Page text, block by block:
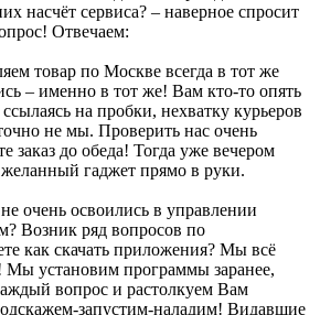
насчёт сервиса? – наверное спросит
Отвечаем:
товар по Москве всегда в тот же
– именно в тот же! Вам кто-то опять
на пробки, нехватку курьеров
не мы. Проверить нас очень
заказ до обеда! Тогда уже вечером
гаджет прямо в руки.
очень освоились в управлении
Возник ряд вопросов по
как скачать приложения? Мы всё
Мы установим программы заранее,
вопрос и растолкуем Вам
запустим-наладим! Видавшие